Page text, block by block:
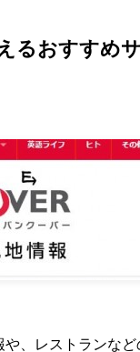
るおすすめ
、レストランな